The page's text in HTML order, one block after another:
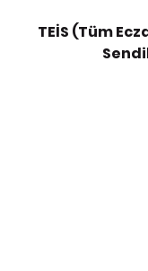
TEİS (Tüm